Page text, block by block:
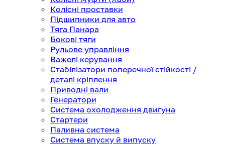
Колісні проставки
Підшипники для авто
Тяга Панара
Бокові тяги
Рульове управління
Важелі керування
Стабілізатори поперечної стійкості /
деталі кріплення
Приводні вали
Генератори
Система охолодження двигуна
Стартери
Паливна система
Система впуску й випуску